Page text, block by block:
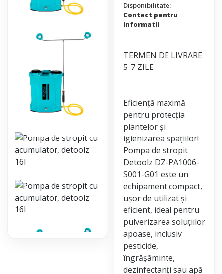
Disponibilitate:
Contact pentru
informatii
TERMEN DE LIVRARE
5-7 ZILE
Eficiență maximă
pentru protecția
plantelor și
igienizarea spațiilor!
Pompa de stropit
Detoolz DZ-PA1006-
S001-G01 este un
echipament compact,
ușor de utilizat și
eficient, ideal pentru
pulverizarea soluțiilor
apoase, inclusiv
pesticide,
îngrășăminte,
dezinfectanți sau apă